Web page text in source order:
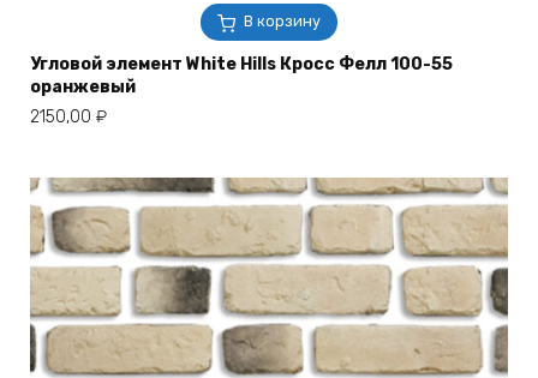
В корзину
Угловой элемент White Hills Кросс Фелл 100-55
оранжевый
2150,00 ₽